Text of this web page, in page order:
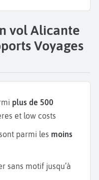
vol Alicante
Voyages
plus de 500
et low costs
parmi les moins
sans motif jusqu’à